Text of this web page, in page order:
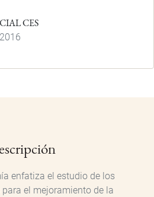
CES
enfatiza el estudio de los
el mejoramiento de la